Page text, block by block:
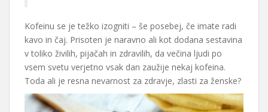
Kofeinu se je težko izogniti – še posebej, če imate radi
kavo in čaj. Prisoten je naravno ali kot dodana sestavina
v toliko živilih, pijačah in zdravilih, da večina ljudi po
vsem svetu verjetno vsak dan zaužije nekaj kofeina.
Toda ali je resna nevarnost za zdravje, zlasti za ženske?